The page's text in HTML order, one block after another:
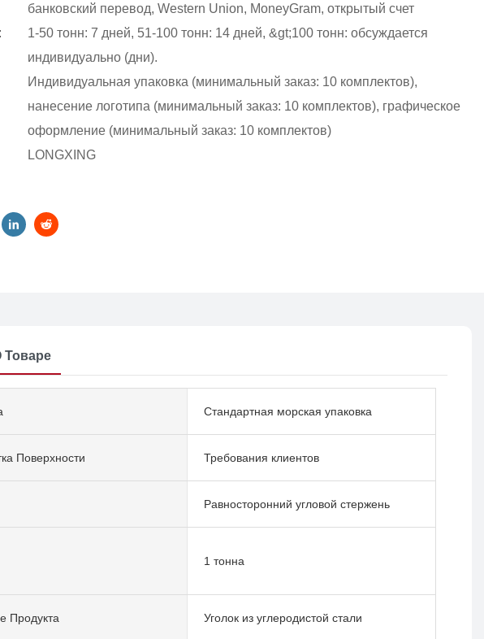
банковский перевод, Western Union, MoneyGram, открытый счет
1-50 тонн: 7 дней, 51-100 тонн: 14 дней, &gt;100 тонн: обсуждается
индивидуально (дни).
Индивидуальная упаковка (минимальный заказ: 10 комплектов),
нанесение логотипа (минимальный заказ: 10 комплектов), графическое
оформление (минимальный заказ: 10 комплектов)
LONGXING
Стандартная морская упаковка
Поверхности Требования клиентов
Равносторонний угловой стержень
1 тонна
Продукта Уголок из углеродистой стали